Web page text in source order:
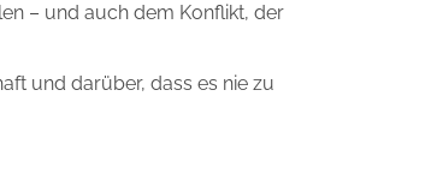
– und auch dem Konflikt, der
und darüber, dass es nie zu